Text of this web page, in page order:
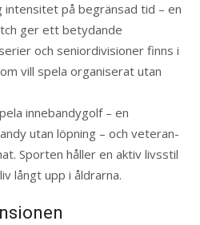
på begränsad tid – en
ger ett betydande
och seniordivisioner finns i
vill spela organiserat utan
innebandygolf – en
utan löpning – och veteran-
Sporten håller en aktiv livsstil
långt upp i åldrarna.